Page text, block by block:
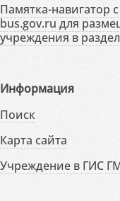
Памятка-навигатор
bus.gov.ru для
учреждения в
Информация
Поиск
Карта сайта
Учреждение в ГИС